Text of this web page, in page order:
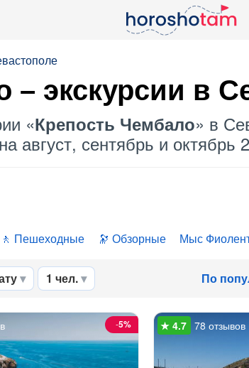
– экскурсии в
«Крепость Чембало» в
август, сентябрь и октябрь
Пешеходные Обзорные Мыс
1 чел. По
-5% 78 отзывов